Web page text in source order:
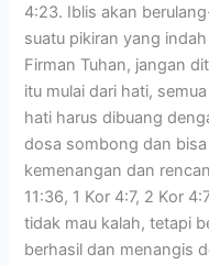
4:23. Iblis akan
suatu pikiran yang
Firman Tuhan, jangan
itu mulai dari hati,
hati harus dibuang
dosa sombong dan
kemenangan dan
11:36, 1 Kor 4:7, 2 Kor
tidak mau kalah, tetapi
berhasil dan menangis